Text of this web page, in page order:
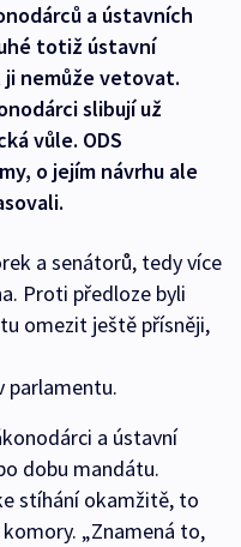
a ústavních
totiž ústavní
nemůže vetovat.
slibují už
vůle. ODS
o jejím návrhu ale
a senátorů, tedy více
Proti předloze byli
omezit ještě přísněji,
parlamentu.
a ústavní
dobu mandátu.
stíhání okamžitě, to
„Znamená to,